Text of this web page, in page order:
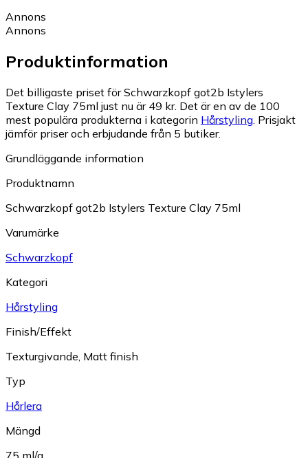
Annons
Annons
Produktinformation
Det billigaste priset för Schwarzkopf got2b Istylers
Texture Clay 75ml just nu är 49 kr. Det är en av de 100
mest populära produkterna i kategorin Hårstyling. Prisjakt
jämför priser och erbjudande från 5 butiker.
Grundläggande information
Produktnamn
Schwarzkopf got2b Istylers Texture Clay 75ml
Varumärke
Schwarzkopf
Kategori
Hårstyling
Finish/Effekt
Texturgivande, Matt finish
Typ
Hårlera
Mängd